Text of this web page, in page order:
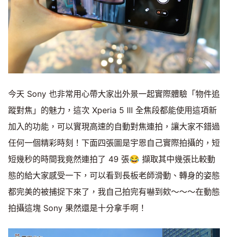
今天 Sony 也非常用心帶大家出外景一起實際體驗「物件追
蹤對焦」的魅力，這次 Xperia 5 III 全焦段都能使用這項新
加入的功能，可以實現高速的自動對焦連拍，讓大家不錯過
任何一個精彩時刻！下面四張圖是宇恩自己實際拍攝的，短
短幾秒的時間我竟然連拍了 49 張😂 擷取其中幾張比較動
態的給大家感受一下，可以看到長板老師滑動、轉身的姿態
都完美的被捕捉下來了，我自己拍完有嚇到欸～～～在動態
拍攝這塊 Sony 果然還是十分拿手啊！